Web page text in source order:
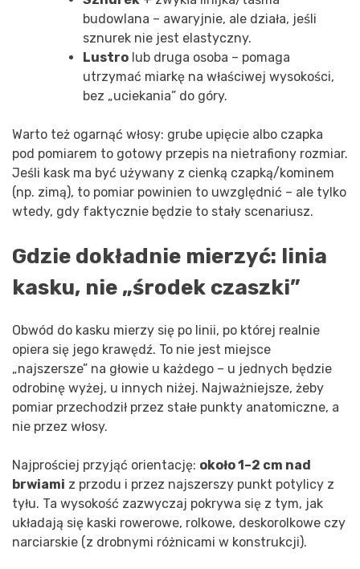
budowlana – awaryjnie, ale działa, jeśli
sznurek nie jest elastyczny.
Lustro lub druga osoba – pomaga
utrzymać miarkę na właściwej wysokości,
bez „uciekania” do góry.
Warto też ogarnąć włosy: grube upięcie albo czapka
pod pomiarem to gotowy przepis na nietrafiony rozmiar.
Jeśli kask ma być używany z cienką czapką/kominem
(np. zimą), to pomiar powinien to uwzględnić – ale tylko
wtedy, gdy faktycznie będzie to stały scenariusz.
Gdzie dokładnie mierzyć: linia
kasku, nie „środek czaszki”
Obwód do kasku mierzy się po linii, po której realnie
opiera się jego krawędź. To nie jest miejsce
„najszersze” na głowie u każdego – u jednych będzie
odrobinę wyżej, u innych niżej. Najważniejsze, żeby
pomiar przechodził przez stałe punkty anatomiczne, a
nie przez włosy.
Najprościej przyjąć orientację: około 1–2 cm nad
brwiami z przodu i przez najszerszy punkt potylicy z
tyłu. Ta wysokość zazwyczaj pokrywa się z tym, jak
układają się kaski rowerowe, rolkowe, deskorolkowe czy
narciarskie (z drobnymi różnicami w konstrukcji).